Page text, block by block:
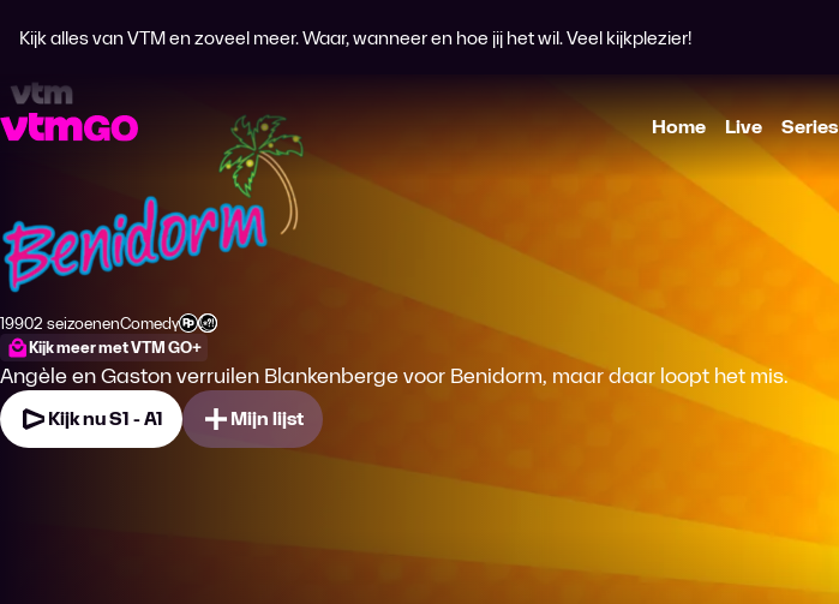
Kijk alles van VTM en zoveel meer. Waar, wanneer en hoe jij het wil. Veel kijkplezier!
Home Live Series
Benidorm
Productiejaar
19902 seizoenen
Genre
Comedy
Leeftijdsclassificatie
Kijk meer met VTM GO+
Angèle en Gaston verruilen Blankenberge voor Benidorm, maar daar loopt het mis.
Kijk nu S1 - A1 Mijn lijst